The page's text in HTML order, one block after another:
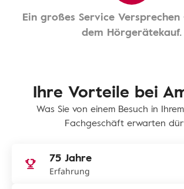
Ein großes Service
dem Hörgerätekauf.
Ihre Vorteile bei
Was Sie von einem Besuch in
Fachgeschäft erwarten
75 Jahre
Erfahrung